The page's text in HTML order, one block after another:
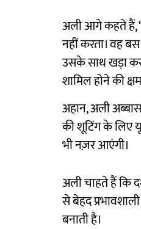
अली आगे कहते हैं,
नहीं करता। वह
उसके साथ खड़ा
शामिल होने की
अहान, अली
की शूटिंग के लिए
भी नज़र आएंगी।
अली चाहते हैं कि
से बेहद
बनाती है।